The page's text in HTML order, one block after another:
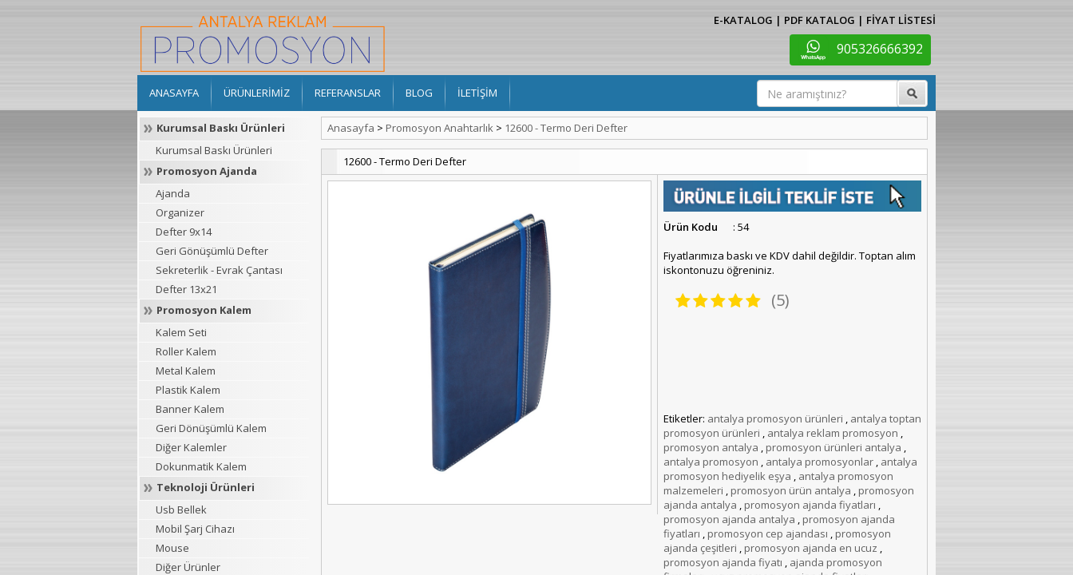
E-KATALOG | PDF KATALOG | FİYAT LİSTESİ
905326666392
ANASAYFA ÜRÜNLERİMİZ REFERANSLAR BLOG İLETİŞİM
Kurumsal Baskı Ürünleri
Kurumsal Baskı Ürünleri
Promosyon Ajanda
Ajanda
Organizer
Defter 9x14
Geri Gönüşümlü Defter
Sekreterlik - Evrak Çantası
Defter 13x21
Promosyon Kalem
Kalem Seti
Roller Kalem
Metal Kalem
Plastik Kalem
Banner Kalem
Geri Dönüşümlü Kalem
Diğer Kalemler
Dokunmatik Kalem
Teknoloji Ürünleri
Usb Bellek
Mobil Şarj Cihazı
Mouse
Diğer Ürünler
Anasayfa > Promosyon Anahtarlık > 12600 - Termo Deri Defter
12600 - Termo Deri Defter
Ürün Kodu
: 54
Fiyatlarımıza baskı ve KDV dahil değildir. Toptan alım
iskontonuzu öğreniniz.
(5)
Etiketler: antalya promosyon ürünleri , antalya toptan
promosyon ürünleri , antalya reklam promosyon ,
promosyon antalya , promosyon ürünleri antalya ,
antalya promosyon , antalya promosyonlar, antalya
promosyon hediyelik eşya , antalya promosyon
malzemeleri , promosyon ürün antalya , promosyon
ajanda antalya , promosyon ajanda fiyatları ,
promosyon ajanda antalya , promosyon ajanda
fiyatları , promosyon cep ajandası , promosyon
ajanda çeşitleri , promosyon ajanda en ucuz ,
promosyon ajanda fiyatı , ajanda promosyon